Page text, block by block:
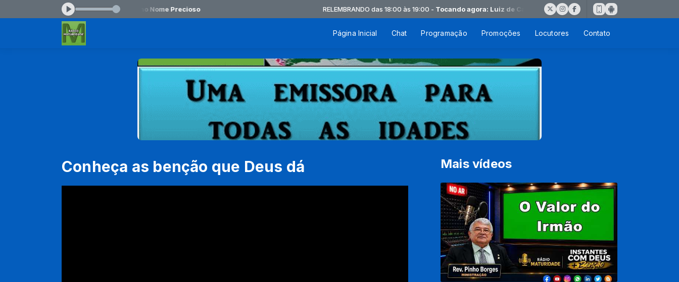
Tocando agora: Luiz de Carvalho Nome Precioso RELEMBRANDO das 18:00 às 19:00 -Tocando agora: Luiz de Carvalho Nome Precioso
Página Inicial Chat Programação Promoções Locutores Contato
Conheça as benção que Deus dá Mais vídeos